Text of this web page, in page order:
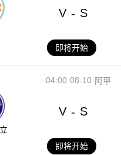
V - S
即将开始
08-10
04:00 阿甲
V - S
即将开始